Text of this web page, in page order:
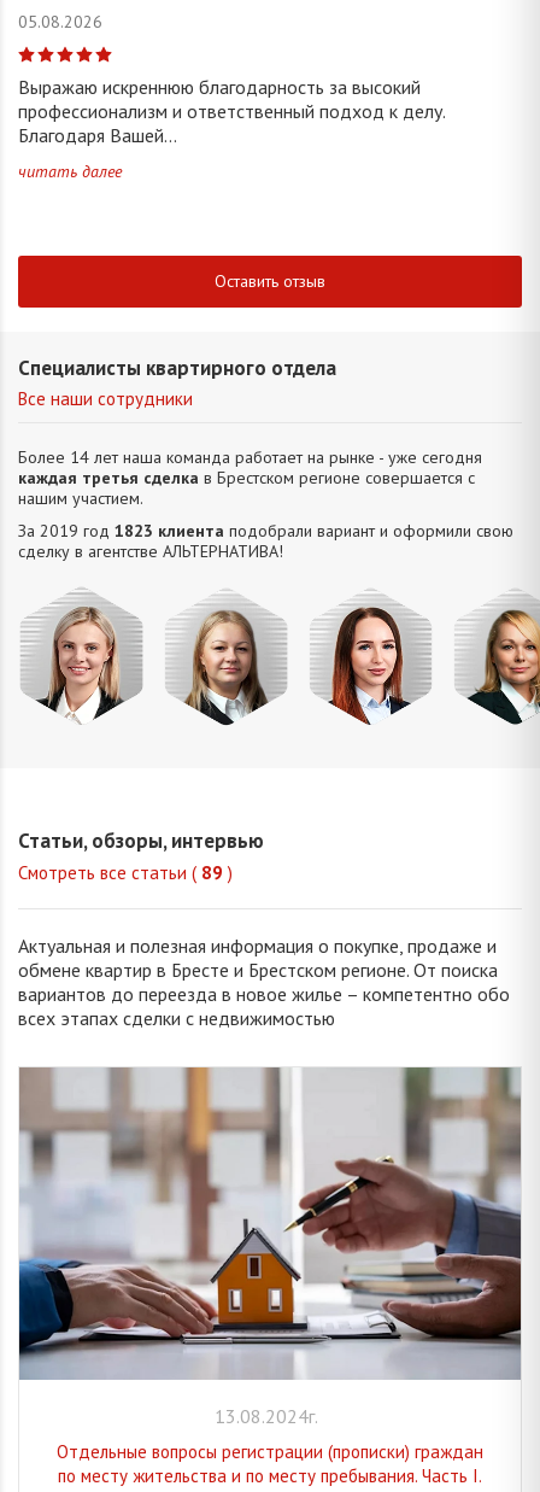
05.08.2026
Выражаю искреннюю благодарность за высокий
профессионализм и ответственный подход к делу.
Благодаря Вашей...
читать далее
Оставить отзыв
Специалисты квартирного отдела
Все наши сотрудники
Более 14 лет наша команда работает на рынке - уже сегодня
каждая третья сделка в Брестском регионе совершается с
нашим участием.
За 2019 год 1823 клиента подобрали вариант и оформили свою
сделку в агентстве АЛЬТЕРНАТИВA!
Статьи, обзоры, интервью
Смотреть все статьи ( 89 )
Актуальная и полезная информация о покупке, продаже и
обмене квартир в Бресте и Брестском регионе. От поиска
вариантов до переезда в новое жилье – компетентно обо
всех этапах сделки с недвижимостью
13.08.2024г.
Отдельные вопросы регистрации (прописки) граждан
по месту жительства и по месту пребывания. Часть I.